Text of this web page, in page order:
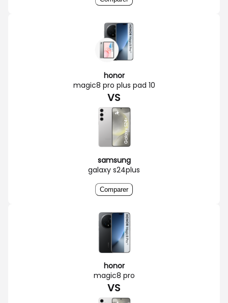
honor
magic8 pro plus pad 10
VS
samsung
galaxy s24plus
Comparer
honor
magic8 pro
VS